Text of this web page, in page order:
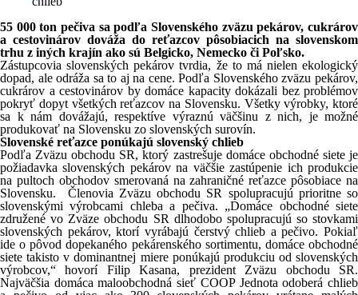
55 000 ton pečiva sa podľa Slovenského zväzu pekárov, cukrárov
a cestovinárov dováža do reťazcov pôsobiacich na slovenskom
trhu z iných krajín ako sú Belgicko, Nemecko či Poľsko.
Zástupcovia slovenských pekárov tvrdia, že to má nielen ekologický
dopad, ale odráža sa to aj na cene. Podľa Slovenského zväzu pekárov,
cukrárov a cestovinárov by domáce kapacity dokázali bez problémov
pokryť dopyt všetkých reťazcov na Slovensku. Všetky výrobky, ktoré
sa k nám dovážajú, respektíve výraznú väčšinu z nich, je možné
produkovať na Slovensku zo slovenských surovín.
Slovenské reťazce ponúkajú slovenský chlieb
Podľa Zväzu obchodu SR, ktorý zastrešuje domáce obchodné siete je
požiadavka slovenských pekárov na väčšie zastúpenie ich produkcie
na pultoch obchodov smerovaná na zahraničné reťazce pôsobiace na
Slovensku. Členovia Zväzu obchodu SR spolupracujú prioritne so
slovenskými výrobcami chleba a pečiva. „Domáce obchodné siete
združené vo Zväze obchodu SR dlhodobo spolupracujú so stovkami
slovenských pekárov, ktorí vyrábajú čerstvý chlieb a pečivo. Pokiaľ
ide o pôvod dopekaného pekárenského sortimentu, domáce obchodné
siete takisto v dominantnej miere ponúkajú produkciu od slovenských
výrobcov,“ hovorí Filip Kasana, prezident Zväzu obchodu SR.
Najväčšia domáca maloobchodná sieť COOP Jednota odoberá chlieb